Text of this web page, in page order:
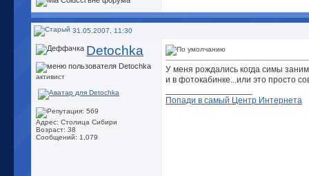
31.05.2007, 11:30
Detochka
активист
Адрес: Столица Сибири
Возраст: 38
Сообщений: 1,079
У меня рождались когда симы
и в фотокабинке...или это просто
Попади в самый Центр Интернета